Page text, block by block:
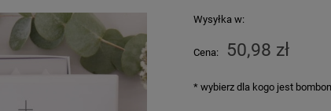
Wysyłka w:
Cena: 50,98 zł
* wybierz dla kogo jest